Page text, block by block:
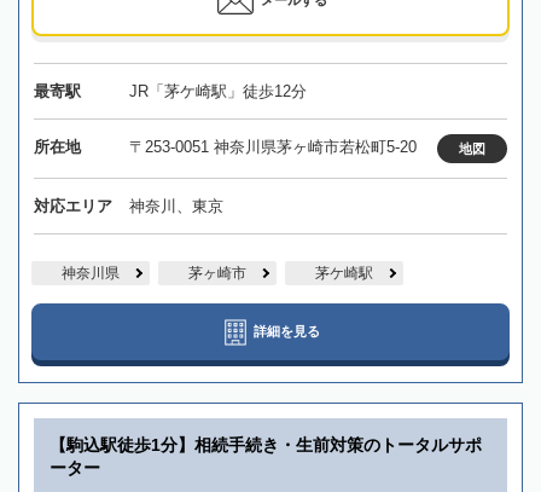
最寄駅 JR「茅ケ崎駅」徒歩12分
所在地 〒253-0051 神奈川県茅ヶ崎市若松町5-20 地図
対応エリア 神奈川、東京
神奈川県 茅ヶ崎市 茅ケ崎駅
詳細を見る
【駒込駅徒歩1分】相続手続き・生前対策のトータルサポ
ーター